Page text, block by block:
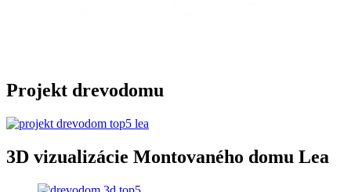
Projekt drevodomu
3D vizualizácie Montovaného domu Lea